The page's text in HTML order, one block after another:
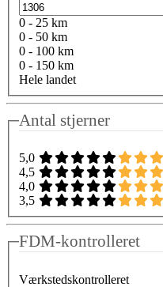
0 - 25 km
0 - 50 km
0 - 100 km
0 - 150 km
Hele landet
Antal stjerner
5,0
4,5
4,0
3,5
FDM-kontrolleret
Værkstedskontrolleret